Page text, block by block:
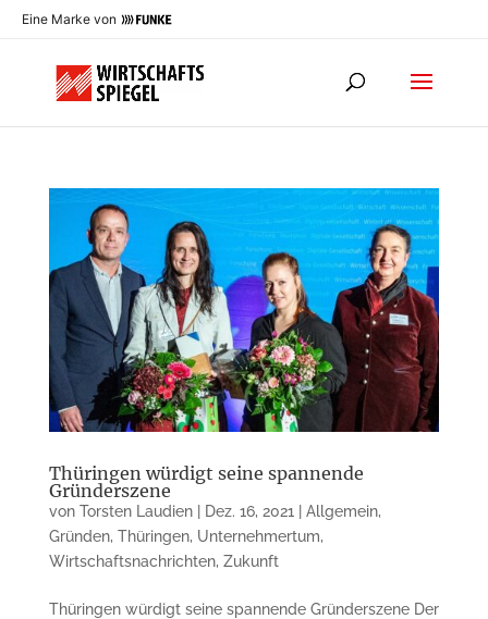
Eine Marke von
Thüringen würdigt seine spannende
Gründerszene
von Torsten Laudien| Dez. 16, 2021 Allgemein,
Gründen, Thüringen, Unternehmertum,
Wirtschaftsnachrichten, Zukunft
Thüringen würdigt seine spannende Gründerszene Der